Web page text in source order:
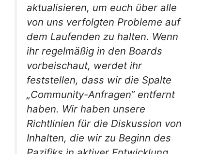
aktualisieren, um euch über alle
von uns verfolgten Probleme auf
dem Laufenden zu halten. Wenn
ihr regelmäßig in den Boards
vorbeischaut, werdet ihr
feststellen, dass wir die Spalte
„Community-Anfragen“ entfernt
haben. Wir haben unsere
Richtlinien für die Diskussion von
Inhalten, die wir zu Beginn des